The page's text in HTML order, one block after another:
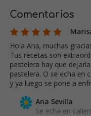
Comentarios
Hola Ana, muchas
Tus recetas son
pastelera hay que
pastelera. O se echa en
y ya luego se pone a
Ana Sevilla
Se echa en